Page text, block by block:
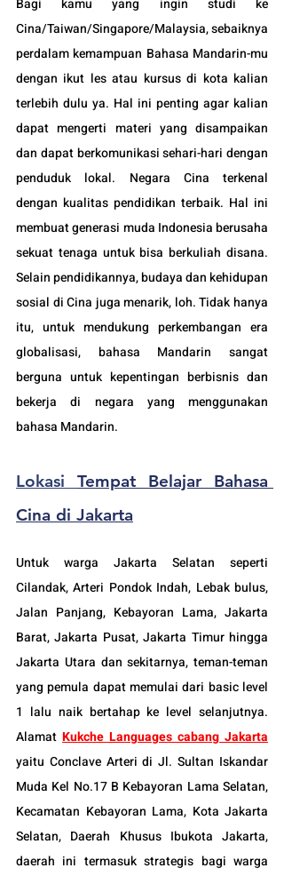
Bagi kamu yang ingin studi ke
Cina/Taiwan/Singapore/Malaysia, sebaiknya
perdalam kemampuan Bahasa Mandarin-mu
dengan ikut les atau kursus di kota kalian
terlebih dulu ya. Hal ini penting agar kalian
dapat mengerti materi yang disampaikan
dan dapat berkomunikasi sehari-hari dengan
penduduk lokal. Negara Cina terkenal
dengan kualitas pendidikan terbaik. Hal ini
membuat generasi muda Indonesia berusaha
sekuat tenaga untuk bisa berkuliah disana.
Selain pendidikannya, budaya dan kehidupan
sosial di Cina juga menarik, loh. Tidak hanya
itu, untuk mendukung perkembangan era
globalisasi, bahasa Mandarin sangat
berguna untuk kepentingan berbisnis dan
bekerja di negara yang menggunakan
bahasa Mandarin.
Lokasi Tempat Belajar Bahasa
Cina di Jakarta
Untuk warga Jakarta Selatan seperti
Cilandak, Arteri Pondok Indah, Lebak bulus,
Jalan Panjang, Kebayoran Lama, Jakarta
Barat, Jakarta Pusat, Jakarta Timur hingga
Jakarta Utara dan sekitarnya, teman-teman
yang pemula dapat memulai dari basic level
1 lalu naik bertahap ke level selanjutnya.
Alamat Kukche Languages cabang Jakarta
yaitu Conclave Arteri di Jl. Sultan Iskandar
Muda Kel No.17 B Kebayoran Lama Selatan,
Kecamatan Kebayoran Lama, Kota Jakarta
Selatan, Daerah Khusus Ibukota Jakarta,
daerah ini termasuk strategis bagi warga